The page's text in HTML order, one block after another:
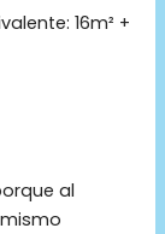
16m² +
al